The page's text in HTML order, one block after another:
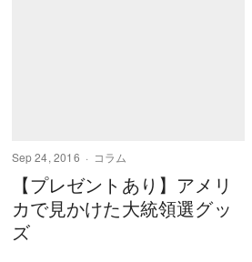
Sep 24, 2016 コラム
【プレゼントあり】アメリ
カで見かけた大統領選グッ
ズ